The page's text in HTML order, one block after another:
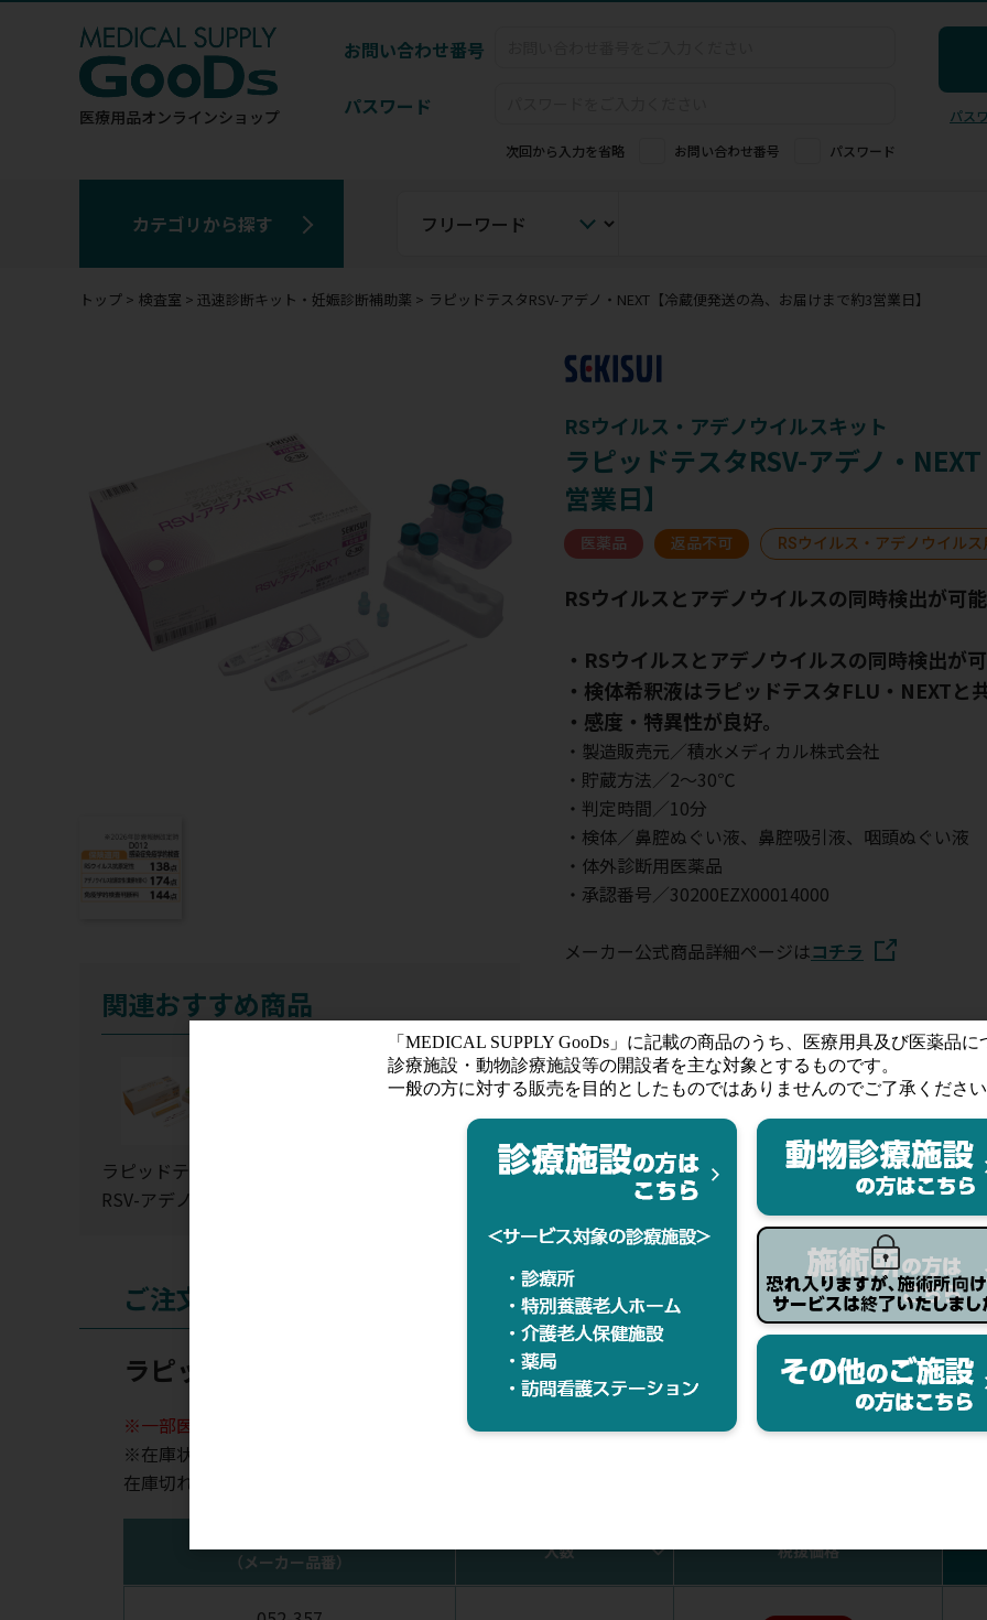
医療用品オンラインショップ
お問い合わせ番号
パスワード
次回から入力を省略 お問い合わせ番号 パスワード
パス
カテゴリから探す
トップ 検査室 迅速診断キット・妊娠診断補助薬 ラピッドテスタRSV-アデノ・NEXT【冷蔵便発送の為、お届けまで約3営業日】
関連おすすめ商品
ラピッドテスタ
RSV-アデノsp
約3営業日】
送の為、お届け
RSウイルス・アデノウイルスキット
ラピッドテスタRSV-アデノ・
営業日】
医薬品 返品不可 RSウイルス・アデノウイルス
RSウイルスとアデノウイルスの同時検出が可
・RSウイルスとアデノウイルスの同時検出が
・検体希釈液はラピッドテスタFLU・NEXTと
・感度・特異性が良好。
・製造販売元／積水メディカル株式会社
・貯蔵方法／2～30℃
・判定時間／10分
・検体／鼻腔ぬぐい液、鼻腔吸引液、咽頭ぬぐい液
・体外診断用医薬品
・承認番号／30200EZX00014000
メーカー公式商品詳細ページはコチラ
ご注文
ラピッドテスタRSV-アデノ・NEXT【冷蔵便発送の為、お届けまで約3
※一部医薬品において制限があるため、販売できない場合がございます。ご了承ください。
※在庫状況表示はあくまでも目安となります。
在庫切れの場合はお時間を頂く場合がございます。ご購入ならびにお気に入りの登録にはログインが必要で
（メーカー品番）
入数 税抜価格